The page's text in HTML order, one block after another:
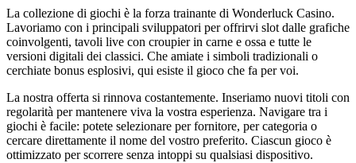
La collezione di giochi è la forza trainante di Wonderluck Casino.
Lavoriamo con i principali sviluppatori per offrirvi slot dalle grafiche
coinvolgenti, tavoli live con croupier in carne e ossa e tutte le
versioni digitali dei classici. Che amiate i simboli tradizionali o
cerchiate bonus esplosivi, qui esiste il gioco che fa per voi.
La nostra offerta si rinnova costantemente. Inseriamo nuovi titoli con
regolarità per mantenere viva la vostra esperienza. Navigare tra i
giochi è facile: potete selezionare per fornitore, per categoria o
cercare direttamente il nome del vostro preferito. Ciascun gioco è
ottimizzato per scorrere senza intoppi su qualsiasi dispositivo.